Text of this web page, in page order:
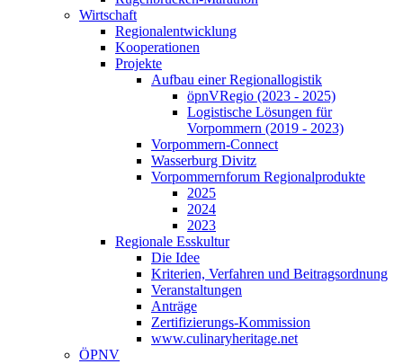
Wirtschaft
Regionalentwicklung
Kooperationen
Projekte
Aufbau einer Regionallogistik
öpnVRegio (2023 - 2025)
Logistische Lösungen­ für
Vorpommern (2019 - 2023)
Vorpommern-Connect
Wasserburg Divitz
Vorpommernforum Regionalprodukte
2025
2024
2023
Regionale Esskultur
Die Idee
Kriterien, Verfahren und Beitragsordnung
Veranstaltungen
Anträge
Zertifizierungs-Kommission
www.culinaryheritage.net
ÖPNV